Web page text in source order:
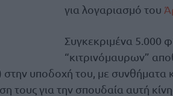
για λογαριασμό του
Συγκεκριμένα 5.000
“κιτρινόμαυρων”
στην υποδοχή του, με συνθήματα
τους για την σπουδαία αυτή